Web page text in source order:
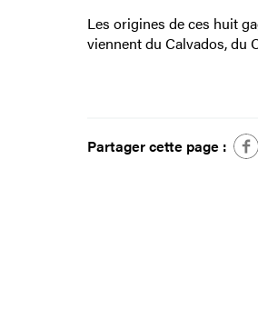
Les origines de ces huit
viennent du Calvados, du
Partager cette page :